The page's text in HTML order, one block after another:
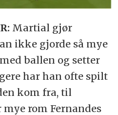
Martial gjør
ikke gjorde så mye
ballen og setter
har han ofte spilt
kom fra, til
mye rom Fernandes